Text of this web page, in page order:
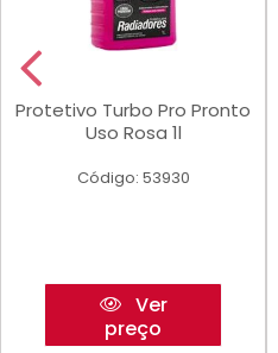
Protetivo Turbo Pro Pronto
Uso Rosa 1l
Código: 53930
Ver
preço